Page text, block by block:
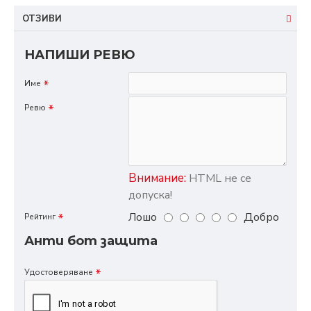
ОТЗИВИ
НАПИШИ РЕВЮ
Име
Ревю
Внимание: HTML не се
допуска!
Рейтинг Лошо
Добро
Анти бот защита
Удостоверяване